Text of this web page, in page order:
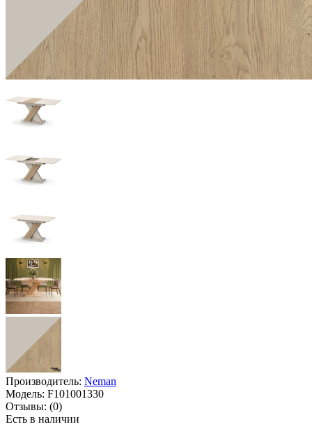
Производитель: Neman
Модель: F101001330
Отзывы: (0)
Есть в наличии